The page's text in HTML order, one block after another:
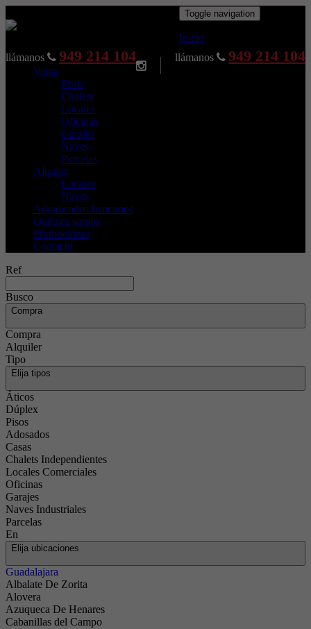
llámanos 949 214 104
llámanos 949 214 104
Toggle navigation
Inicio
Venta
Pisos
Chalets
Locales
Oficinas
Garajes
Naves
Parcelas
Alquiler
Locales
Naves
Adjudicados bancarios
Quiénes somos
Promociones
Contacto
Ref
Busco
Compra
Compra
Alquiler
Tipo
Elija tipos
Áticos
Dúplex
Pisos
Adosados
Casas
Chalets Independientes
Locales Comerciales
Oficinas
Garajes
Naves Industriales
Parcelas
En
Elija ubicaciones
Guadalajara
Albalate De Zorita
Alovera
Azuqueca De Henares
Cabanillas del Campo